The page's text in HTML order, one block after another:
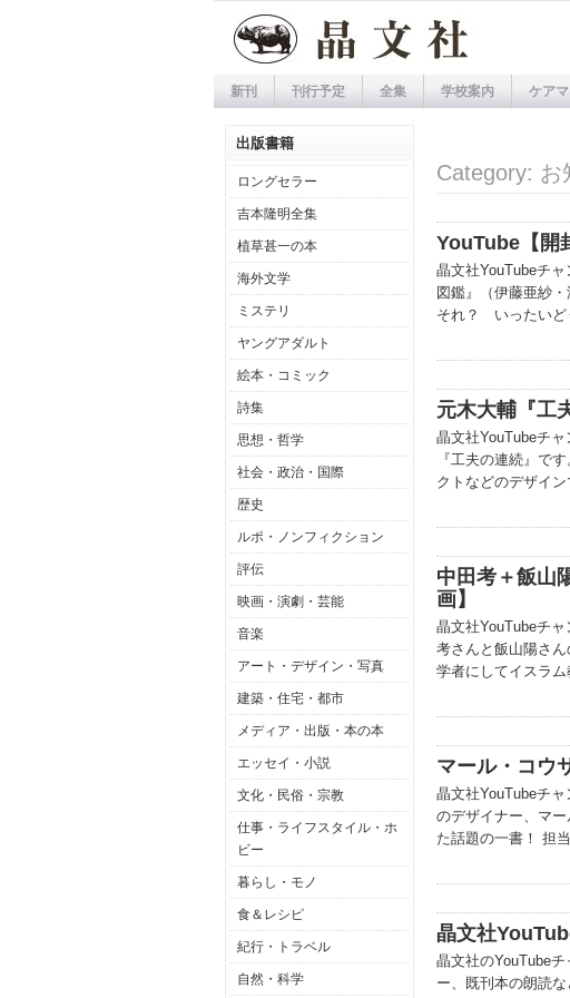
新刊 刊行予定 全集 学校案内 ケア
出版書籍
ロングセラー
吉本隆明全集
植草甚一の本
海外文学
ミステリ
ヤングアダルト
絵本・コミック
詩集
思想・哲学
社会・政治・国際
歴史
ルポ・ノンフィクション
評伝
映画・演劇・芸能
音楽
アート・デザイン・写真
建築・住宅・都市
メディア・出版・本の本
エッセイ・小説
文化・民俗・宗教
仕事・ライフスタイル・ホ
ビー
暮らし・モノ
食＆レシピ
紀行・トラベル
自然・科学
Category: お
YouTube【開
晶文社YouTubeチ
図鑑』（伊藤亜紗
それ？ いったいど
元木大輔『工
晶文社YouTubeチ
『工夫の連続』で
クトなどのデザイ
中田考＋飯山
画】
晶文社YouTubeチ
考さんと飯山陽さ
学者にしてイスラ
マール・コウ
晶文社YouTubeチ
のデザイナー、マ
た話題の一書！ 担
晶文社
晶文社のYouTube
ー、既刊本の朗読